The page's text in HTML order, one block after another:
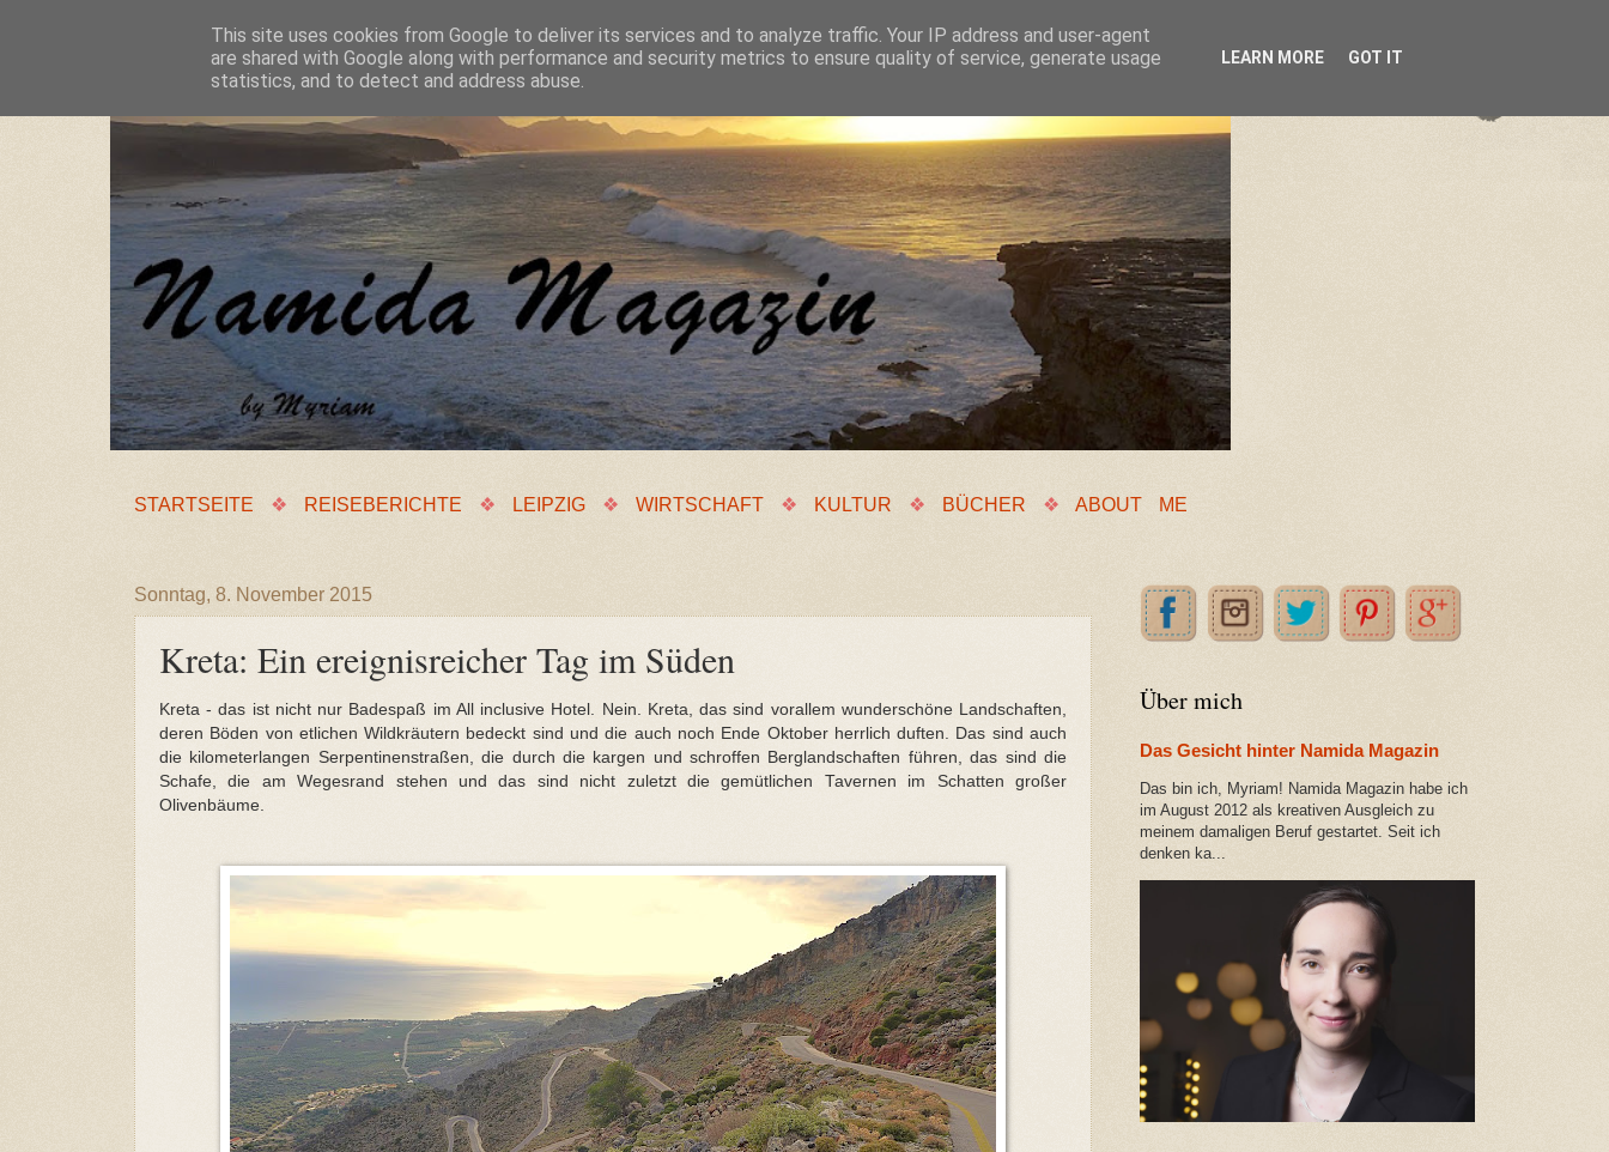
STARTSEITE ❖ REISEBERICHTE ❖ LEIPZIG ❖ WIRTSCHAFT ❖ KULTUR ❖ BÜCHER ❖ ABOUT ME
Sonntag, 8. November 2015
Kreta: Ein ereignisreicher Tag im Süden
Kreta - das ist nicht nur Badespaß im All inclusive Hotel. Nein. Kreta, das sind vorallem wunderschöne Landschaften,
deren Böden von etlichen Wildkräutern bedeckt sind und die auch noch Ende Oktober herrlich duften. Das sind auch
die kilometerlangen Serpentinenstraßen, die durch die kargen und schroffen Berglandschaften führen, das sind die
Schafe, die am Wegesrand stehen und das sind nicht zuletzt die gemütlichen Tavernen im Schatten großer
Olivenbäume.
Über mich
Das Gesicht hinter Namida Magazin
Das bin ich, Myriam! Namida Magazin habe ich
im August 2012 als kreativen Ausgleich zu
meinem damaligen Beruf gestartet. Seit ich
denken ka...
This site uses cookies from Google to deliver its services and to analyze traffic. Your IP address and user-agent
are shared with Google along with performance and security metrics to ensure quality of service, generate usage
statistics, and to detect and address abuse.
LEARN MORE GOT IT